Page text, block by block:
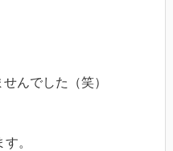
んでした（笑）
。